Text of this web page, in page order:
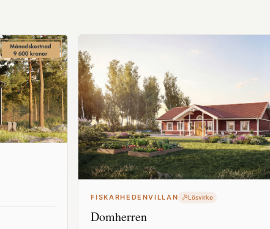
FISKARHEDENVILLAN Lösvirke
Domherren